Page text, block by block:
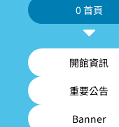
0 首頁
開館資訊
重要公告
Banner